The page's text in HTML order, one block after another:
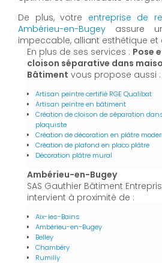
De plus, votre entreprise de
Ambérieu-en-Bugey assure
impeccable, alliant esthétique et
En plus de ses services : Pose
cloison séparative dans
Bâtiment vous propose aussi :
Artisan peintre certifié RGE Qualibat
Artisan peintre en bâtiment
Création de cloison de séparation
plaquiste
Création de décoration en plâtre
Création de plafond en placo plâtre
Décoration plâtre mural
Ambérieu-en-Bugey
SAS Gauthier Bâtiment
intervient à proximité de :
Aix-les-Bains
Ambérieu-en-Bugey
Belley
Chambéry
Rumilly